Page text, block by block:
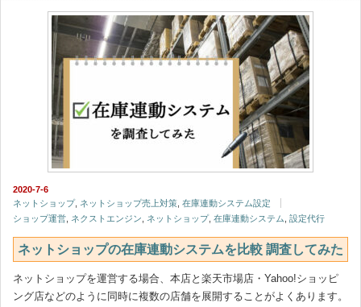
2020-7-6
ネットショップ, ネットショップ売上対策 在庫連動システム設定
ショップ運営 ネクストエンジン ネットショップ, 在庫連動システム 設定代行
ネットショップの在庫連動システムを比較 調査してみた
ネットショップを運営する場合、本店と楽天市場店・Yahoo!ショッピ
ング店などのように同時に複数の店舗を展開することがよくあります。